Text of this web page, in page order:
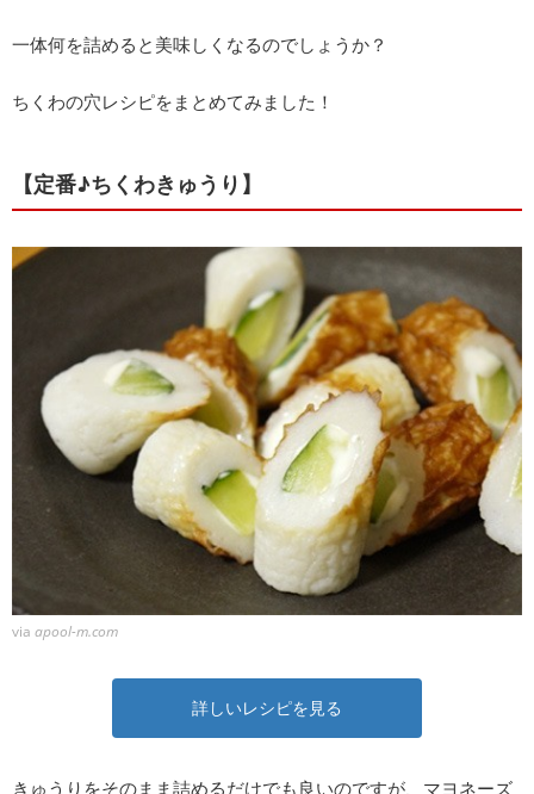
一体何を詰めると美味しくなるのでしょうか？
ちくわの穴レシピをまとめてみました！
【定番♪ちくわきゅうり】
via apool-m.com
詳しいレシピを見る
きゅうりをそのまま詰めるだけでも良いのですが、マヨネーズ